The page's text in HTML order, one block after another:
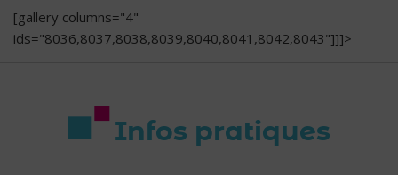
[gallery columns="4"
ids="8036,8037,8038,8039,8040,8041,8042,8043"]]]>
Infos pratiques